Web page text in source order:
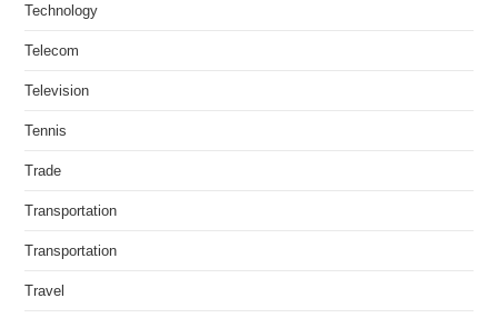
Technology
Telecom
Television
Tennis
Trade
Transportation
Transportation
Travel